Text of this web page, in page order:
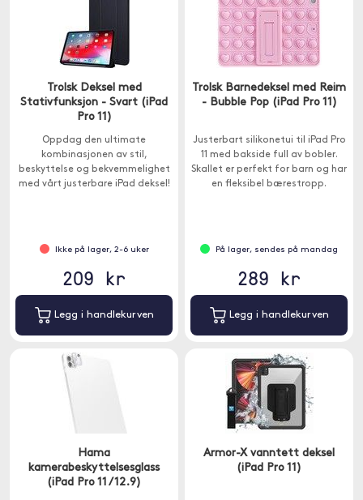
Trolsk Deksel med
Stativfunksjon - Svart (iPad
Pro 11)
Oppdag den ultimate
kombinasjonen av stil,
beskyttelse og bekvemmelighet
med vårt justerbare iPad deksel!
Ikke på lager, 2-6 uker
209 kr
Legg i handlekurven
Trolsk Barnedeksel med Reim
- Bubble Pop (iPad Pro 11)
Justerbart silikonetui til iPad Pro
11 med bakside full av bobler.
Skallet er perfekt for barn og har
en fleksibel bærestropp.
På lager, sendes på mandag
289 kr
Legg i handlekurven
Hama
kamerabeskyttelsesglass
(iPad Pro 11 / 12.9)
Armor-X vanntett deksel
(iPad Pro 11)